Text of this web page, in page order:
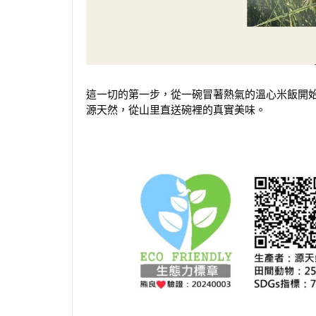
這一切的第一步，從一碗冒著熱氣的溫心米飯開
源天然，從山里直送碗裡的真實美味。